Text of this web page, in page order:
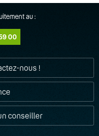
au :
00
nous !
conseiller